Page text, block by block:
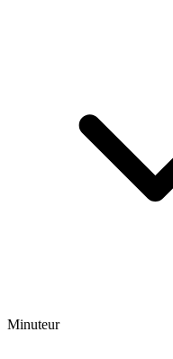
Minuteur